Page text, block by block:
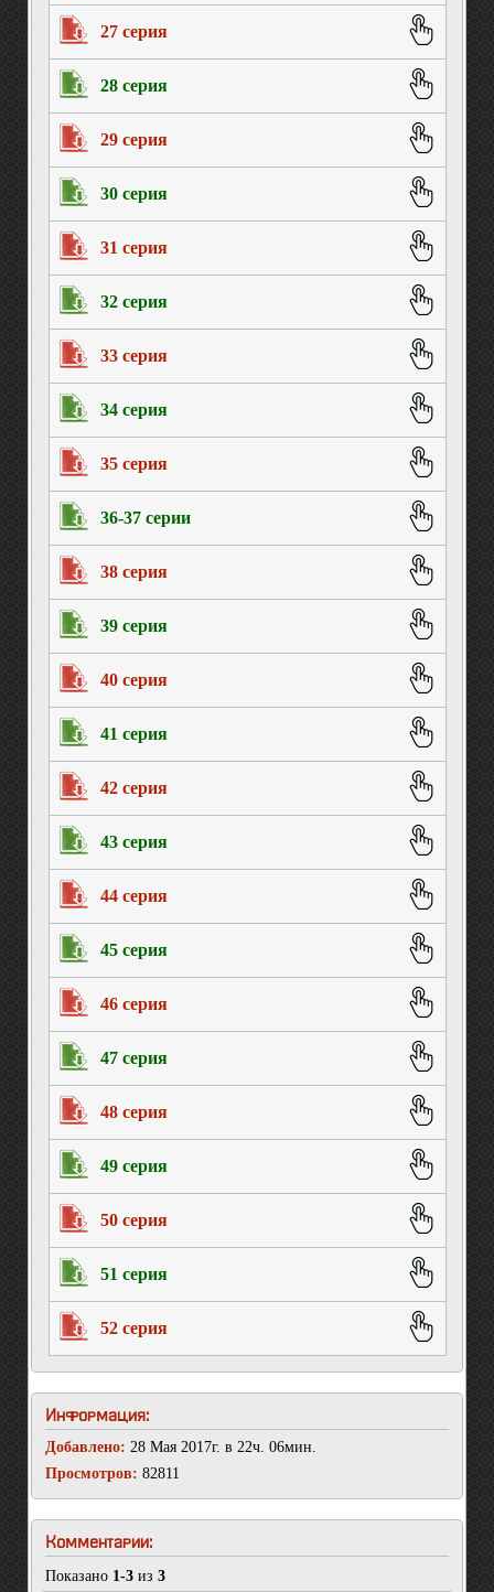
27 серия
28 серия
29 серия
30 серия
31 серия
32 серия
33 серия
34 серия
35 серия
36-37 серии
38 серия
39 серия
40 серия
41 серия
42 серия
43 серия
44 серия
45 серия
46 серия
47 серия
48 серия
49 серия
50 серия
51 серия
52 серия
Информация:
Добавлено: 28 Мая 2017г. в 22ч. 06мин.
Просмотров: 82811
Комментарии:
Показано 1-3 из 3